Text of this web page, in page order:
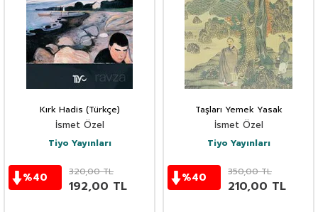
Kırk Hadis (Türkçe)
İsmet Özel
Tiyo Yayınları
%40 320,00TL
192,00 TL
Taşları Yemek Yasak
İsmet Özel
Tiyo Yayınları
%40 350,00TL
210,00 TL